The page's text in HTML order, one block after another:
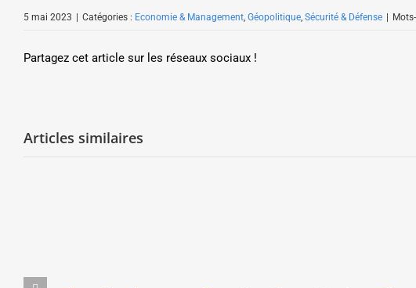
5 mai 2023 Catégories : Economie & Management, Géopolitique, Sécurité & Défense
Partagez cet article sur les réseaux sociaux !
Articles similaires